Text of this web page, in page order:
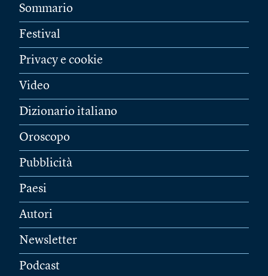
Sommario
Festival
Privacy e cookie
Video
Dizionario italiano
Oroscopo
Pubblicità
Paesi
Autori
Newsletter
Podcast